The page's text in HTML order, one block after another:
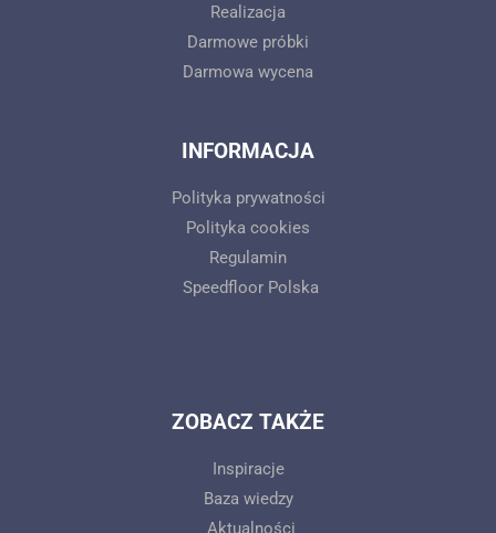
Realizacja
Darmowe próbki
Darmowa wycena
INFORMACJA
Polityka prywatności
Polityka cookies
Regulamin
Speedfloor Polska
ZOBACZ TAKŻE
Inspiracje
Baza wiedzy
Aktualności